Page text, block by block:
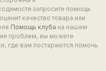
запросите помощь
качество товара или
Помощь клуба на нашем
проблем, вы можете
где вам постараются помочь.